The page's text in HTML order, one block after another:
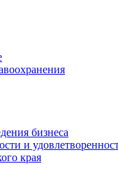
бизнеса
и
края